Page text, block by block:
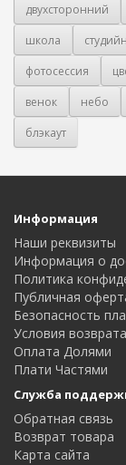
двухсторонний
школа
фотосессия
венок
небо
блэкаут
Информация
Наши реквизиты
Информация о
Политика
Публичная
Безопасность
Условия
Оплата Долями
Плати Частями
Служба
Обратная связь
Возврат товара
Карта сайта